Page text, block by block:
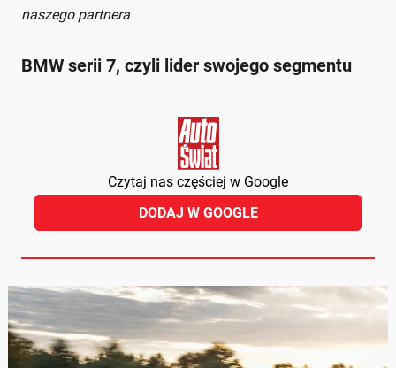
naszego partnera
BMW serii 7, czyli lider swojego segmentu
Czytaj nas częściej w Google
DODAJ W GOOGLE